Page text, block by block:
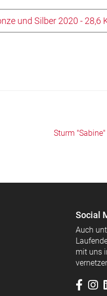
und Silber 2020 - 28,6
Sturm
Social
Auch
mit uns